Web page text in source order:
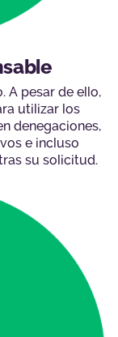
A pesar de ello,
utilizar los
denegaciones,
e incluso
su solicitud.